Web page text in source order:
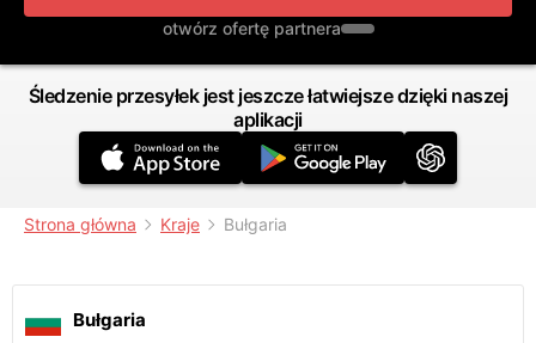
otwórz ofertę partnera
Śledzenie przesyłek jest jeszcze łatwiejsze dzięki naszej
aplikacji
Strona główna Kraje Bułgaria
Bułgaria